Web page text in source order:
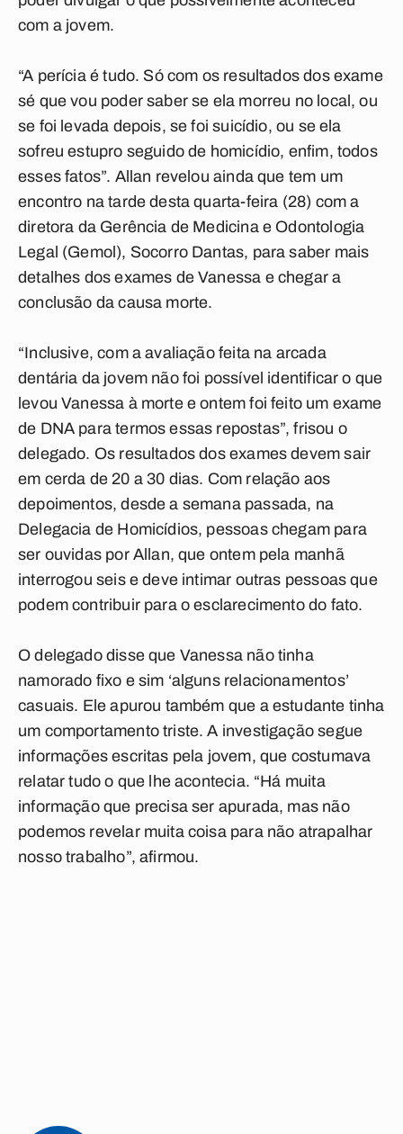
com a jovem.
“A perícia é tudo. Só com os resultados dos exame
sé que vou poder saber se ela morreu no local, ou
se foi levada depois, se foi suicídio, ou se ela
sofreu estupro seguido de homicídio, enfim, todos
esses fatos”. Allan revelou ainda que tem um
encontro na tarde desta quarta-feira (28) com a
diretora da Gerência de Medicina e Odontologia
Legal (Gemol), Socorro Dantas, para saber mais
detalhes dos exames de Vanessa e chegar a
conclusão da causa morte.
“Inclusive, com a avaliação feita na arcada
dentária da jovem não foi possível identificar o que
levou Vanessa à morte e ontem foi feito um exame
de DNA para termos essas repostas”, frisou o
delegado. Os resultados dos exames devem sair
em cerda de 20 a 30 dias. Com relação aos
depoimentos, desde a semana passada, na
Delegacia de Homicídios, pessoas chegam para
ser ouvidas por Allan, que ontem pela manhã
interrogou seis e deve intimar outras pessoas que
podem contribuir para o esclarecimento do fato.
O delegado disse que Vanessa não tinha
namorado fixo e sim ‘alguns relacionamentos’
casuais. Ele apurou também que a estudante tinha
um comportamento triste. A investigação segue
informações escritas pela jovem, que costumava
relatar tudo o que lhe acontecia. “Há muita
informação que precisa ser apurada, mas não
podemos revelar muita coisa para não atrapalhar
nosso trabalho”, afirmou.